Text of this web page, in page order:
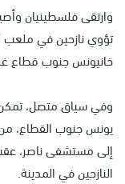
وارتقى فلسطينيان
تؤوي نازحين في ملعب
خانيونس جنوب قطاع
وفي سياق متصل،
يونس جنوب القطاع،
إلى مستشفى ناصر، عقب
النازحين في المدينة.